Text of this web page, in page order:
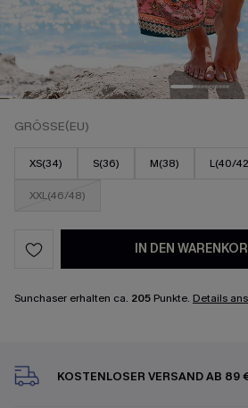
GRÖSSE(EU)
XS(34) S(36) M(38) L(40/
XXL(46/48)
IN DEN
Sunchaser erhalten ca. 205 Punkte. Details
KOSTENLOSER VERSAND AB 89